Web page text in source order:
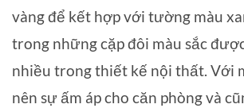
vàng để kết hợp với tường màu
trong những cặp đôi màu sắc
nhiều trong thiết kế nội thất. Với
nên sự ấm áp cho căn phòng và